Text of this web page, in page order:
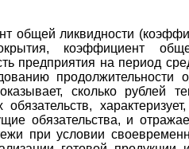
общей ликвидности
коэффициент
предприятия на период
продолжительности
сколько рублей
обязательства, и
при условии